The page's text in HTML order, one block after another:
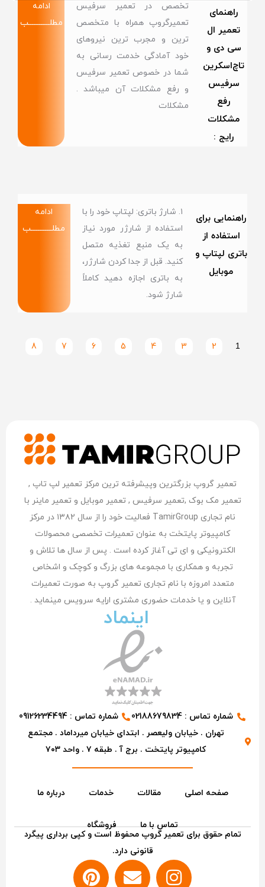
راهنمای
تعمیر ال
سی دی و
تاچ‌اسکرین
سرفیس
رفع
مشکلات
رایج :
تخصص در تعمیر سرفیس
تعمیرگروپ همراه با متخصص
ترین و مجرب ترین نیروهای
خود آمادگی خدمت رسانی به
شما در خصوص تعمیر سرفیس
و رفع مشکلات آن میباشد .
مشکلات
ادامه
مطلــــــــــــب
راهنمایی برای
استفاده از
باتری لپتاپ و
موبایل
۱. شارژ باتری: لپتاپ خود را با
استفاده از شارژر مورد نیاز
به یک منبع تغذیه متصل
کنید. قبل از جدا کردن شارژر،
به باتری اجازه دهید کاملاً
شارژ شود.
ادامه
مطلــــــــــــب
1
2
3
4
5
6
7
8
تعمیر گروپ بزرگترین وپیشرفته ترین مرکز تعمیر لپ تاپ ,
تعمیر مک بوک ,تعمیر سرفیس , تعمیر موبایل و تعمیر ماینر با
نام تجاری TamirGroup فعالیت خود را از سال ۱۳۸۲ در مرکز
کامپیوتر پایتخت به عنوان تعمیرات تخصصی محصولات
الکترونیکی و ای تی آغاز کرده است . پس از سال ها تلاش و
تجربه و همکاری با مجموعه های بزرگ و کوچک و اشخاص
متعدد امروزه با نام تجاری تعمیر گروپ به صورت تعمیرات
آنلاین و یا خدمات حضوری مشتری اراِیه سرویس مینماید .
اینماد
شماره تماس : 02188679834
شماره تماس : 09126234494
تهران . خیابان ولیعصر . ابتدای خیابان میرداماد . مجتمع
کامپیوتر پایتخت . برج آ . طبقه ۷ . واحد ۷۰۳
صفحه اصلی مقالات خدمات درباره ما
تماس با ما
فروشگاه
تمام حقوق برای تعمیر گروپ محفوظ است و کپی برداری پیگرد
قانونی دارد.